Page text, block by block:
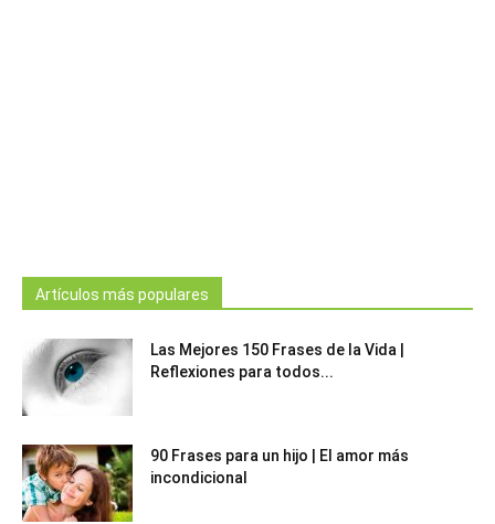
Artículos más populares
Las Mejores 150 Frases de la Vida |
Reflexiones para todos...
90 Frases para un hijo | El amor más
incondicional